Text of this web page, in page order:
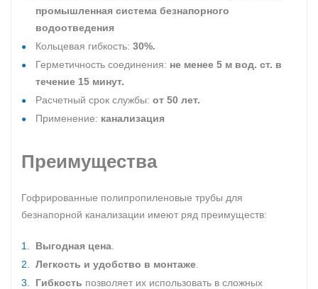
промышленная система безнапорного
водоотведения
Кольцевая гибкость: 30%.
Герметичность соединения: не менее 5 м вод. ст. в
течение 15 минут.
Расчетный срок службы: от 50 лет.
Применение: канализация
Преимущества
Гофрированные полипропиленовые трубы для
безнапорной канализации имеют ряд преимуществ:
Выгодная цена
Легкость и удобство в монтаже
Гибкость позволяет их использовать в сложных